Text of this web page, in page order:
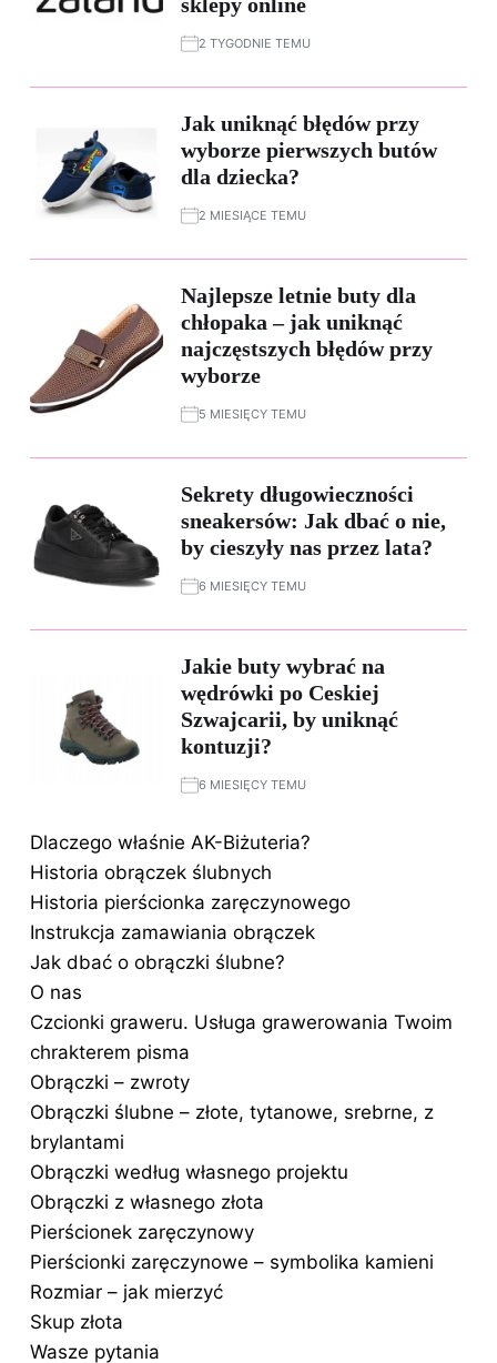
2 TYGODNIE TEMU
Jak uniknąć błędów przy
wyborze pierwszych butów
dla dziecka?
2 MIESIĄCE TEMU
Najlepsze letnie buty dla
chłopaka – jak uniknąć
najczęstszych błędów przy
wyborze
5 MIESIĘCY TEMU
Sekrety długowieczności
sneakersów: Jak dbać o nie,
by cieszyły nas przez lata?
6 MIESIĘCY TEMU
Jakie buty wybrać na
wędrówki po Ceskiej
Szwajcarii, by uniknąć
kontuzji?
6 MIESIĘCY TEMU
Dlaczego właśnie AK-Biżuteria?
Historia obrączek ślubnych
Historia pierścionka zaręczynowego
Instrukcja zamawiania obrączek
Jak dbać o obrączki ślubne?
O nas
Czcionki graweru. Usługa grawerowania Twoim
chrakterem pisma
Obrączki – zwroty
Obrączki ślubne – złote, tytanowe, srebrne, z
brylantami
Obrączki według własnego projektu
Obrączki z własnego złota
Pierścionek zaręczynowy
Pierścionki zaręczynowe – symbolika kamieni
Rozmiar – jak mierzyć
Skup złota
Wasze pytania